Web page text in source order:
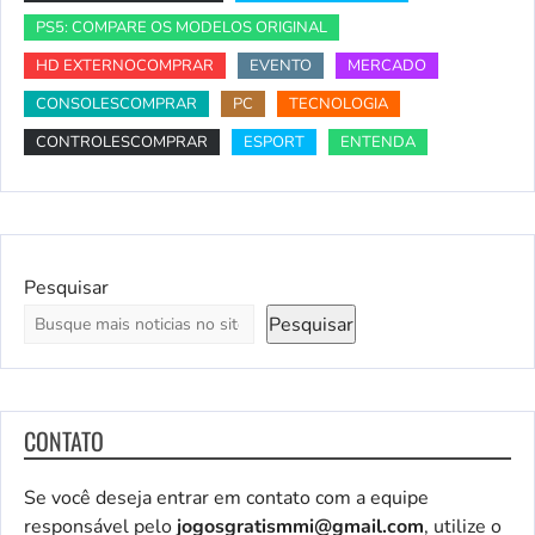
PS5: COMPARE OS MODELOS ORIGINAL
HD EXTERNOCOMPRAR
EVENTO
MERCADO
CONSOLESCOMPRAR
PC
TECNOLOGIA
CONTROLESCOMPRAR
ESPORT ENTENDA
Pesquisar
Pesquisar
CONTATO
Se você deseja entrar em contato com a equipe
responsável pelojogosgratismmi@gmail.com, utilize o